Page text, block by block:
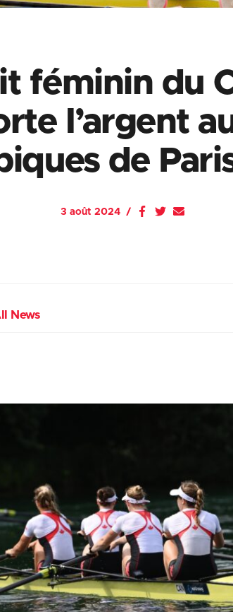
féminin du
l’argent
de
3 août 2024
News